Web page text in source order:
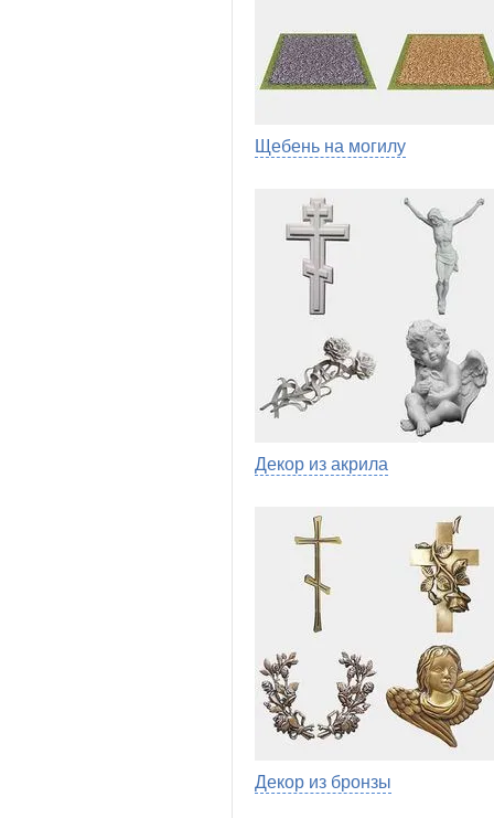
Щебень на могилу
Декор из акрила
Декор из бронзы